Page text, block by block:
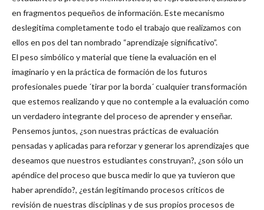
en fragmentos pequeños de información. Este mecanismo
deslegitima completamente todo el trabajo que realizamos con
ellos en pos del tan nombrado “aprendizaje significativo”.
El peso simbólico y material que tiene la evaluación en el
imaginario y en la práctica de formación de los futuros
profesionales puede ´tirar por la borda´ cualquier transformación
que estemos realizando y que no contemple a la evaluación como
un verdadero integrante del proceso de aprender y enseñar.
Pensemos juntos, ¿son nuestras prácticas de evaluación
pensadas y aplicadas para reforzar y generar los aprendizajes que
deseamos que nuestros estudiantes construyan?, ¿son sólo un
apéndice del proceso que busca medir lo que ya tuvieron que
haber aprendido?, ¿están legitimando procesos críticos de
revisión de nuestras disciplinas y de sus propios procesos de